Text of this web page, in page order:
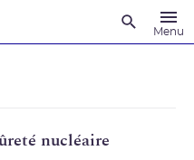
Menu
nucléaire